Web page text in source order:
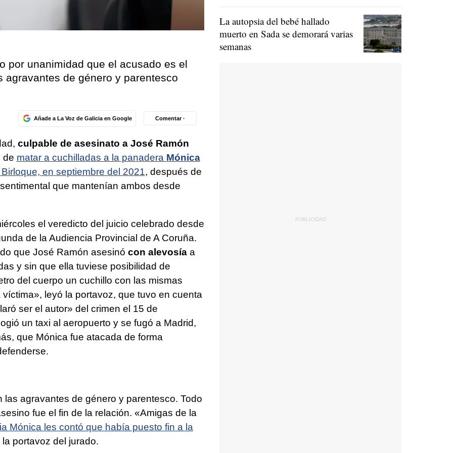
por unanimidad que el acusado es el
agravantes de género y parentesco
Añade a La Voz de Galicia en Google Comentar ·
culpable de asesinato a José Ramón
de matar a cuchilladas a la panadera Mónica
en septiembre del 2021, después de
que mantenían ambos desde
el veredicto del juicio celebrado desde
de la Audiencia Provincial de A Coruña.
que José Ramón asesinó con alevosíaa
y sin que ella tuviese posibilidad de
del cuerpo un cuchillo con las mismas
leyó la portavoz, que tuvo en cuenta
ser el autor» del crimen el 15 de
un taxi al aeropuerto y se fugó a Madrid,
que Mónica fue atacada de forma
agravantes de género y parentesco. Todo
fue el fin de la relación. «Amigas de la
Mónica les contó que había puesto fin a la
portavoz del jurado.
La autopsia del bebé hallado
muerto en Sada se demorará varias
semanas